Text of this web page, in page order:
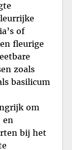
of
fleurige
zoals
basilicum
om
en
bij het